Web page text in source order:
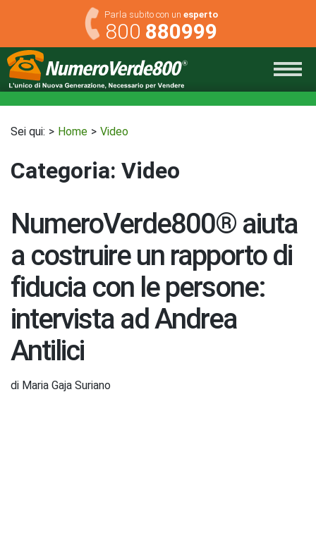
Parla subito con un esperto
800 880999
Sei qui: Home Video
Categoria: Video
NumeroVerde800® aiuta
a costruire un rapporto di
fiducia con le persone:
intervista ad Andrea
Antilici
di Maria Gaja Suriano